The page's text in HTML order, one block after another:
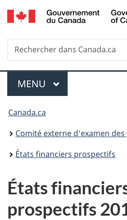
au
à
Au
du
à
Recherche
Rechercher
dans
Menu
MENU PRINCIPAL
Vous
êtes
ici :
Canada.ca
Comité externe d’examen
États financiers prospectifs
États
prospectifs